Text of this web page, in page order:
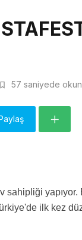
57 saniyede
yapıyor.
ilk kez